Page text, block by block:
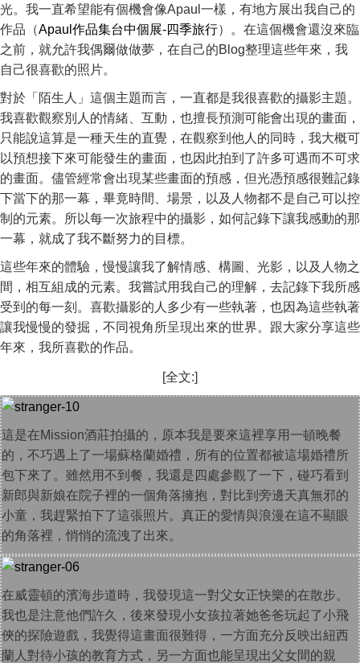
光。我一直希望能有個機會像Apaul一樣，有地方展出我自己的
作品（Apaul作品集台中個展-四季旅行）。在這個機會還沒來臨
之前，就允許我偶爾做做夢，在自己的Blog整理這些年來，我
自己很喜歡的照片。
對於「陌生人」這個主題而言，一直都是我很喜歡的攝影主題。
我喜歡觀察別人的情緒、互動，也擅長預測可能會出現的畫面，
只能說這算是一種天生的直覺，在觀察到他人的同時，我大概可
以預想接下來可能發生的畫面，也因此拍到了許多可遇而不可求
的畫面。儘管經常會出現某些畫面的預感，但光憑預感很難記錄
下當下的那一幕，畢竟時間、場景，以及人物都不是自己可以控
制的元素。所以每一次旅程中的攝影，如何記錄下讓我感動的那
一幕，就成了我不斷努力的目標。
這些年來的體驗，慢慢讓我了解情感、構圖、光影，以及人物之
間，相互組成的元素。我嘗試用我自己的理解，去記錄下我所感
受到的每一刻。喜歡攝影的人多少有一些執著，也因為這些執著
讓我慢慢的發掘，不同視角所呈現出來的世界。跟大家分享這些
年來，我所喜歡的作品。
[全文:]
這是在Mission酒莊拍攝的，原本我是要來這裡享用一頓晚餐
的，不巧遇上了一場蘇格蘭婚禮，所有的位置都被這場婚禮所
包下來了。雖然用不到餐，我還是四處參觀了一下，碰巧看到
新郎與新娘在院子裡的一個角落擁抱，對比到旁邊天真無邪的
小童，我趕緊拍下了這張照片。真正的愛情與浪漫在這不顯眼
的角落裡，悄悄的流洩了出來。
在威靈頓的濱海步道時，我發現這一對父女正快樂的在散步。
我也是注意他們許久，後來發現小女孩拉著她爸爸玩起了小飛
俠的探險遊戲，我覺得這畫面很難得，一方面充分反映出紐西
蘭人對待小孩的教育方式，另一方面也能呈現出父女間的親